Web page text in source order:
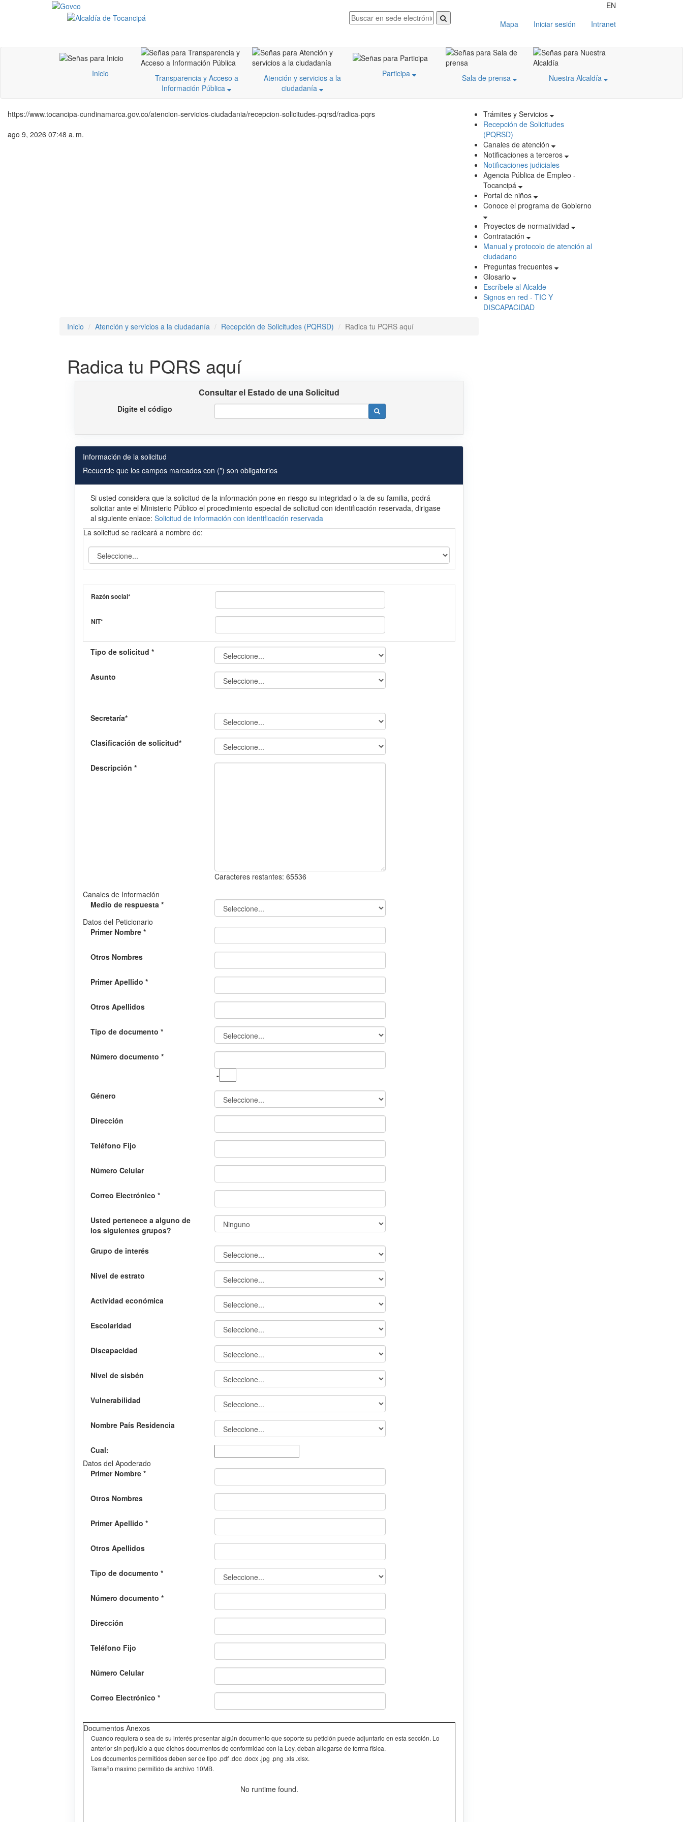
EN
Mapa
Iniciar sesión Intranet
Inicio
Transparencia y Acceso a
Información Pública
Atención y servicios a la
ciudadanía
Participa Sala de prensa Nuestra Alcaldía
https://www.tocancipa-cundinamarca.gov.co/atencion-servicios-ciudadania/recepcion-solicitudes-pqrsd/radica-pqrs
ago 9, 2026 07:48 a. m.
Trámites y Servicios
Recepción de Solicitudes
(PQRSD)
Canales de atención
Notificaciones a terceros
Notificaciones judiciales
Agencia Pública de Empleo -
Tocancipá
Portal de niños
Conoce el programa de Gobierno
Proyectos de normatividad
Contratación
Manual y protocolo de atención al
ciudadano
Preguntas frecuentes
Glosario
Escríbele al Alcalde
Signos en red - TIC Y
DISCAPACIDAD
Inicio
Atención y servicios a la ciudadanía Recepción de Solicitudes (PQRSD) Radica tu PQRS aquí
Radica tu PQRS aquí
Consultar el Estado de una Solicitud
Digite el código
Información de la solicitud
Recuerde que los campos marcados con (*) son obligatorios
Si usted considera que la solicitud de la información pone en riesgo su integridad o la de su familia, podrá
solicitar ante el Ministerio Público el procedimiento especial de solicitud con identificación reservada, dirigase
al siguiente enlace: Solicitud de información con identificación reservada
La solicitud se radicará a nombre de:
Razón social*
NIT*
Tipo de solicitud *
Asunto
Secretaría*
Clasificación de solicitud*
Descripción *
Caracteres restantes:65536
Canales de Información
Medio de respuesta *
Datos del Peticionario
Primer Nombre *
Otros Nombres
Primer Apellido *
Otros Apellidos
Tipo de documento *
Número documento *
-
Género
Dirección
Teléfono Fijo
Número Celular
Correo Electrónico *
Usted pertenece a alguno de
los siguientes grupos?
Grupo de interés
Nivel de estrato
Actividad económica
Escolaridad
Discapacidad
Nivel de sisbén
Vulnerabilidad
Nombre País Residencia
Cual:
Datos del Apoderado
Primer Nombre *
Otros Nombres
Primer Apellido *
Otros Apellidos
Tipo de documento *
Número documento *
Dirección
Teléfono Fijo
Número Celular
Correo Electrónico *
Documentos Anexos
Cuando requiera o sea de su interés presentar algún documento que soporte su petición puede adjuntarlo en esta sección. Lo
anterior sin perjuicio a que dichos documentos de conformidad con la Ley, deban allegarse de forma física.
Los documentos permitidos deben ser de tipo .pdf .doc .docx .jpg .png .xls .xlsx.
Tamaño maximo permitido de archivo 10MB.
No runtime found.